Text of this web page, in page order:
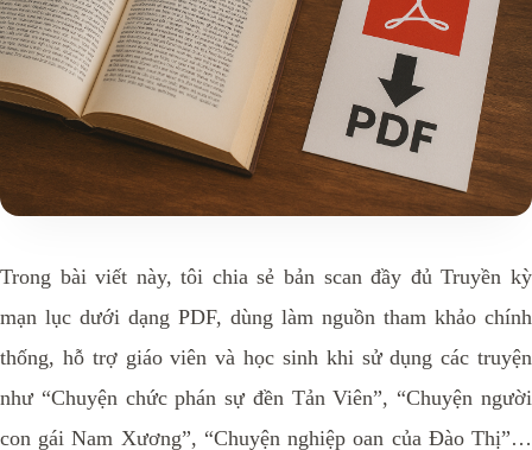
Trong bài viết này, tôi chia sẻ bản scan đầy đủ Truyền kỳ
mạn lục dưới dạng PDF, dùng làm nguồn tham khảo chính
thống, hỗ trợ giáo viên và học sinh khi sử dụng các truyện
như “Chuyện chức phán sự đền Tản Viên”, “Chuyện người
con gái Nam Xương”, “Chuyện nghiệp oan của Đào Thị”…